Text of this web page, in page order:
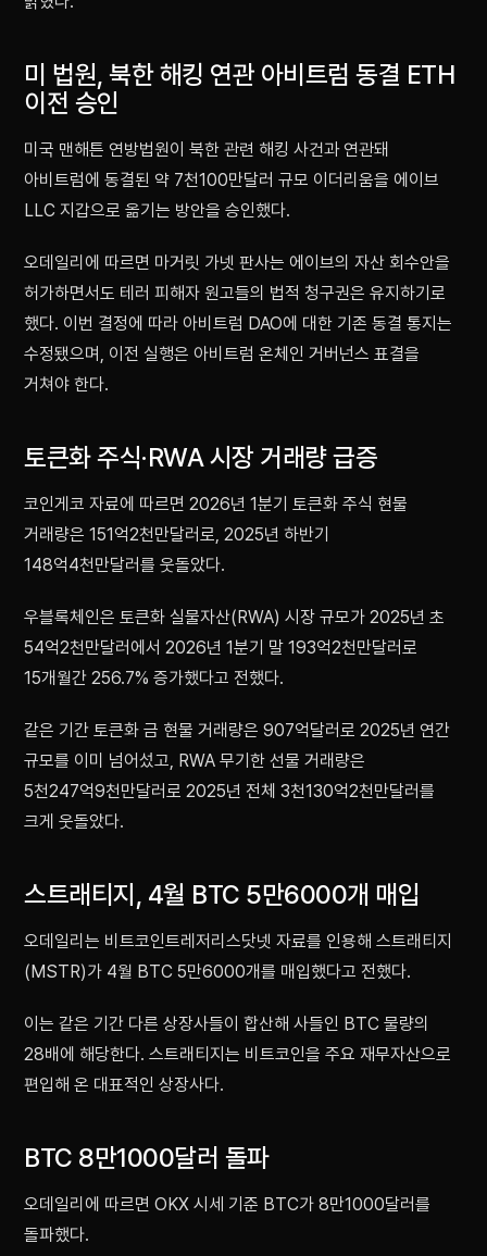
미 법원, 북한 해킹 연관 아비트럼 동결 ETH
이전 승인
미국 맨해튼 연방법원이 북한 관련 해킹 사건과 연관돼
아비트럼에 동결된 약 7천100만달러 규모 이더리움을 에이브
LLC 지갑으로 옮기는 방안을 승인했다.
오데일리에 따르면 마거릿 가넷 판사는 에이브의 자산 회수안을
허가하면서도 테러 피해자 원고들의 법적 청구권은 유지하기로
했다. 이번 결정에 따라 아비트럼 DAO에 대한 기존 동결 통지는
수정됐으며, 이전 실행은 아비트럼 온체인 거버넌스 표결을
거쳐야 한다.
토큰화 주식·RWA 시장 거래량 급증
코인게코 자료에 따르면 2026년 1분기 토큰화 주식 현물
거래량은 151억2천만달러로, 2025년 하반기
148억4천만달러를 웃돌았다.
우블록체인은 토큰화 실물자산(RWA) 시장 규모가 2025년 초
54억2천만달러에서 2026년 1분기 말 193억2천만달러로
15개월간 256.7% 증가했다고 전했다.
같은 기간 토큰화 금 현물 거래량은 907억달러로 2025년 연간
규모를 이미 넘어섰고, RWA 무기한 선물 거래량은
5천247억9천만달러로 2025년 전체 3천130억2천만달러를
크게 웃돌았다.
스트래티지, 4월 BTC 5만6000개 매입
오데일리는 비트코인트레저리스닷넷 자료를 인용해 스트래티지
(MSTR)가 4월 BTC 5만6000개를 매입했다고 전했다.
이는 같은 기간 다른 상장사들이 합산해 사들인 BTC 물량의
28배에 해당한다. 스트래티지는 비트코인을 주요 재무자산으로
편입해 온 대표적인 상장사다.
BTC 8만1000달러 돌파
오데일리에 따르면 OKX 시세 기준 BTC가 8만1000달러를
돌파했다.